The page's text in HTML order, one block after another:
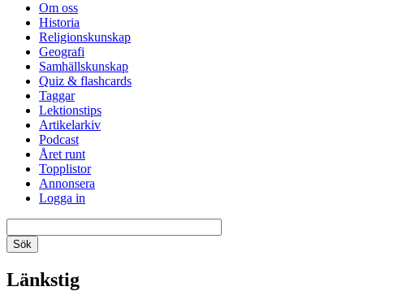
Om oss
Historia
Religionskunskap
Geografi
Samhällskunskap
Quiz & flashcards
Taggar
Lektionstips
Artikelarkiv
Podcast
Året runt
Topplistor
Annonsera
Logga in
Länkstig